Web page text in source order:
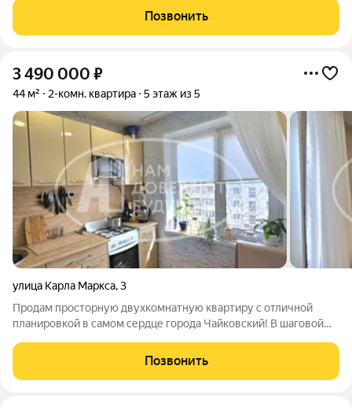
совмещен, ванна и унитаз новые, кафель для ванной закуплен.
Трубы пластиковые, установлены
Позвонить
3 490 000 ₽
44 м² 2-комн. квартира 5 этаж из 5
улица Карла Маркса,3
Продам просторную двухкомнатную квартиру с отличной
планировкой в самом сердце города Чайковский! В шаговой
автобусная остановка, площадь Карла Маркса, поликлиника,
магазины. Тихий спокойный
Позвонить